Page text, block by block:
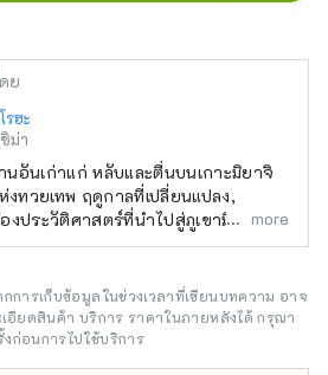
ย
รฮะ
ม่า
อันเก่าแก่ หลับและตื่นบนเกาะมิยาจิ
ดูกาลที่เปลี่ยนแปลง,
งประวัติศาสตร์ที่นำไปสู่ภูเขามิเซน
ถึงสายลมของ Setouchi ผ่อนคลาย
คุณจากส่วนลึกของความทรงจำ
กับเวลาของคุณที่ Itsukushima Iroha
ผ่อนและมีความสุข
more
การเก็บข้อมูลในช่วงเวลาที่เขียนบทความ อาจ
อียดสินค้า บริการ ราคาในภายหลังได้ กรุณา
ก่อนการไปใช้บริการ